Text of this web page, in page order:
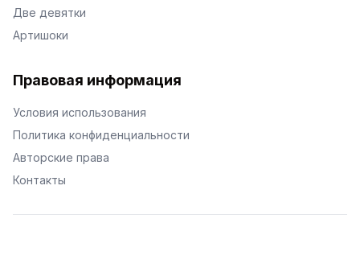
Две девятки
Артишоки
Правовая информация
Условия использования
Политика конфиденциальности
Авторские права
Контакты